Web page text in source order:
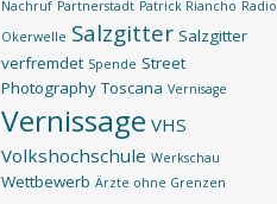
Nachruf Partnerstadt Patrick Riancho Radio
Okerwelle Salzgitter Salzgitter
verfremdet Spende Street
Photography Toscana Vernisage
Vernissage VHS
Volkshochschule Werkschau
Wettbewerb Ärzte ohne Grenzen